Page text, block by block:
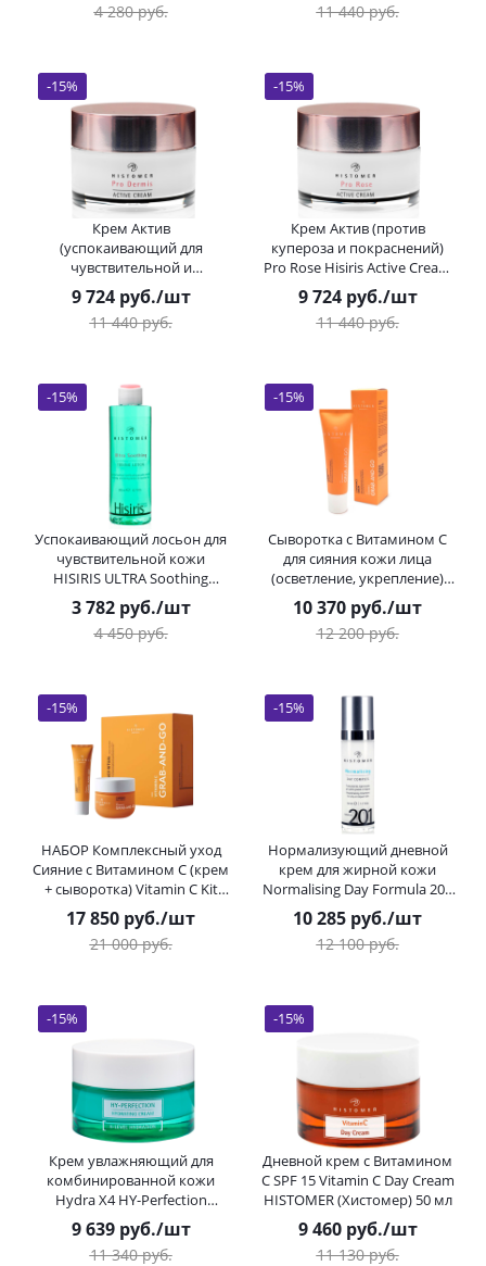
4 280руб. 11 440руб.
Крем Актив
(успокаивающий для
чувствительной и
аллергичной кожи) Pro
Dermis HISIRIS Active Cream
HISTOMER (Хистомер) 50 мл
9 724руб./шт
11 440руб.
-15%
Крем Актив (против
купероза и покраснений)
Pro Rose Hisiris Active Cream
SPF 20 HISTOMER (Хистомер)
50 мл
9 724руб./шт
11 440руб.
-15%
Успокаивающий лосьон для
чувствительной кожи
HISIRIS ULTRA Soothing
Toning Lotion HISTOMER
(Хистомер) 200 мл
3 782руб./шт
4 450руб.
-15%
Сыворотка с Витамином С
для сияния кожи лица
(осветление, укрепление)
Vitamin C Radiance Serum
HISTOMER (Хистомер) 30 мл
10 370 руб./шт
12 200руб.
-15%
НАБОР Комплексный уход
Сияние с Витамином С (крем
+ сыворотка) Vitamin C Kit
Vitamin C Radiance Ritual
HISTOMER 50 / 30 мл
17 850 руб./шт
21 000руб.
-15%
Нормализующий дневной
крем для жирной кожи
Normalising Day Formula 201
Complex HISTOMER
(Хистомер) 50 мл
10 285 руб./шт
12 100руб.
-15%
Крем увлажняющий для
комбинированной кожи
Hydra X4 HY-Perfection
Hydrating Cream HISTOMER
(Хистомер) 50 мл
9 639руб./шт
11 340руб.
-15%
Дневной крем с Витамином
С SPF 15 Vitamin C Day Cream
HISTOMER (Хистомер) 50 мл
9 460руб./шт
11 130руб.
-15%